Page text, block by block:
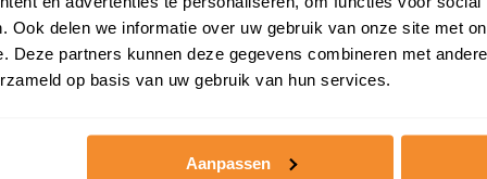
Ook delen we informatie over uw gebruik van onze site met
Deze partners kunnen deze gegevens combineren met
op basis van uw gebruik van hun services.
Aanpassen
Kadastrale